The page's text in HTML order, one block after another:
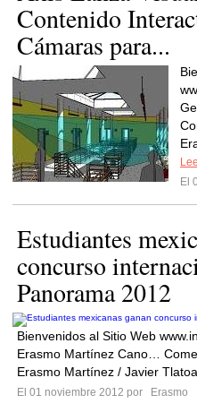
Contenido
Cámaras para...
El
Estudiantes
concurso
Panorama 2012
Bienvenidos al Sitio Web
Erasmo Martínez Cano…
Erasmo Martínez / Javier
El 01 noviembre 2012 por
Erasmo